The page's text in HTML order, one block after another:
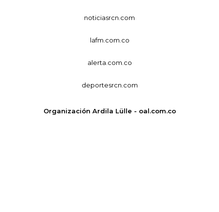
noticiasrcn.com
lafm.com.co
alerta.com.co
deportesrcn.com
Organización Ardila Lülle - oal.com.co